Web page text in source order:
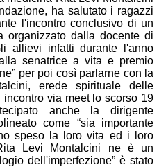
ha salutato i ragazzi
l'incontro conclusivo di un
organizzato dalla docente di
allievi infatti durante l'anno
senatrice a vita e premio
per poi così parlarne con la
erede spirituale delle
via meet lo scorso 19
anche la dirigente
come “sia importante
speso la loro vita ed i loro
Levi Montalcini ne è un
dell'imperfezione” è stato